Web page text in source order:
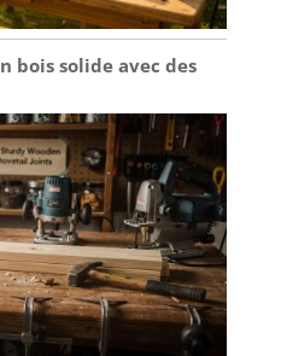
bois solide avec des